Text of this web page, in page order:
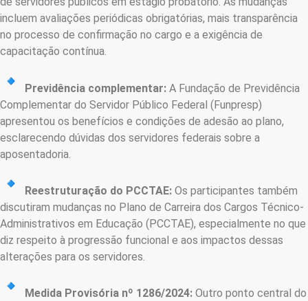
incluem avaliações periódicas obrigatórias, mais transparência
no processo de confirmação no cargo e a exigência de
capacitação contínua.
Previdência complementar: A Fundação de Previdência
Complementar do Servidor Público Federal (Funpresp)
apresentou os benefícios e condições de adesão ao plano,
esclarecendo dúvidas dos servidores federais sobre a
aposentadoria.
Reestruturação do PCCTAE: Os participantes também
discutiram mudanças no Plano de Carreira dos Cargos Técnico-
Administrativos em Educação (PCCTAE), especialmente no que
diz respeito à progressão funcional e aos impactos dessas
alterações para os servidores.
Medida Provisória nº 1286/2024: Outro ponto central do